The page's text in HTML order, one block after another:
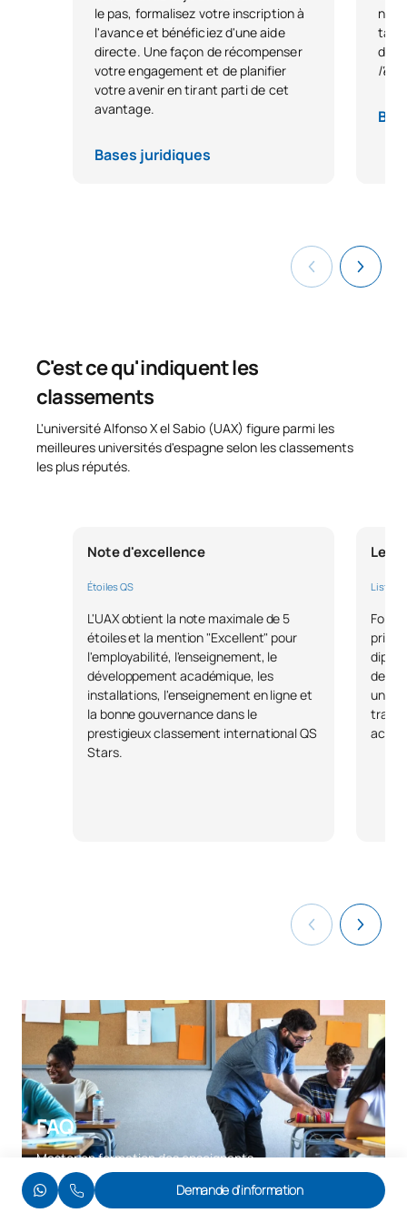
cours duquel l'attitude du candidat à l'égard de
l'enseignement sera évaluée, ainsi que son aptitude à
enseigner.
le pas, formalisez votre inscription à
l'avance et bénéficiez d'une aide
directe. Une façon de récompenser
votre engagement et de planifier
votre avenir en tirant parti de cet
avantage.
Bases juridiques
C'est ce qu'indiquent les
classements
L'université Alfonso X el Sabio (UAX) figure parmi les
meilleures universités d'espagne selon les classements
les plus réputés.
Note d'excellence
Étoiles QS
L'UAX obtient la note maximale de 5
étoiles et la mention "Excellent" pour
l'employabilité, l'enseignement, le
développement académique, les
installations, l'enseignement en ligne et
la bonne gouvernance dans le
prestigieux classement international QS
Stars.
Liste
de 90
FAQ
Master en formation des enseignants
Demande d'information